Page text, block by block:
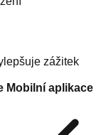
zážitek
Mobilní aplikace